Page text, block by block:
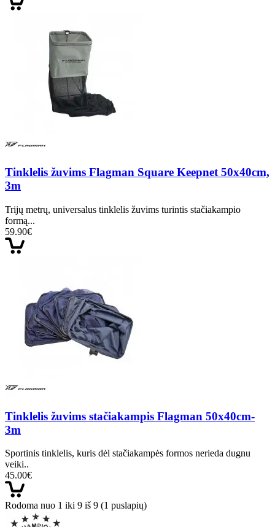
Tinklelis žuvims Flagman Square Keepnet 50x40сm,
3m
Trijų metrų, universalus tinklelis žuvims turintis stačiakampio
formą...
59.90€
Tinklelis žuvims stačiakampis Flagman 50x40cm-
3m
Sportinis tinklelis, kuris dėl stačiakampės formos nerieda dugnu
veiki..
45.00€
Rodoma nuo 1 iki 9 iš 9 (1 puslapių)